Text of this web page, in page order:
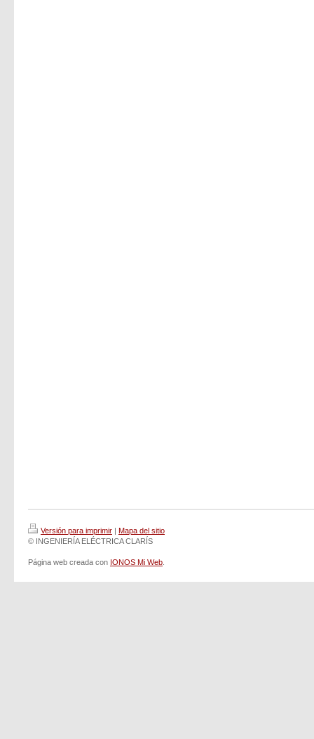
Versión para imprimir
Mapa del sitio
© INGENIERÍA ELÉCTRICA CLARÍS
Página web creada con IONOS Mi Web